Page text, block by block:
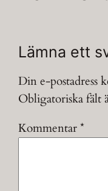
Lämna ett
Din e-postadress
Obligatoriska fält
Kommentar*